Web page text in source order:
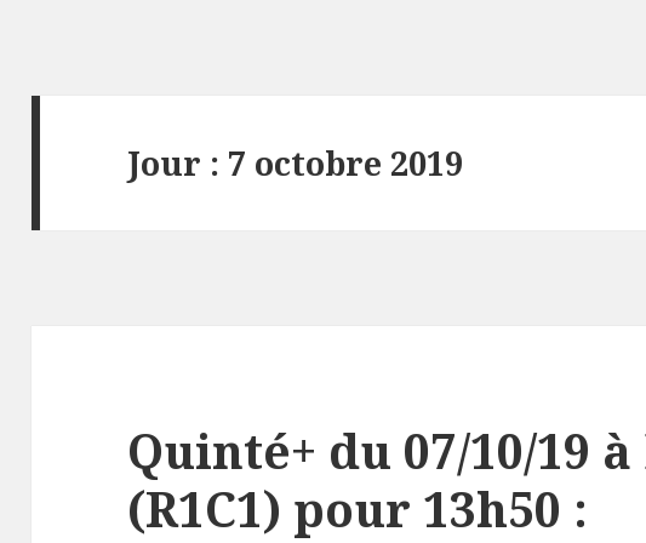
Jour : 7 octobre 2019
Quinté+ du 07/10/19
(R1C1) pour 13h50 :